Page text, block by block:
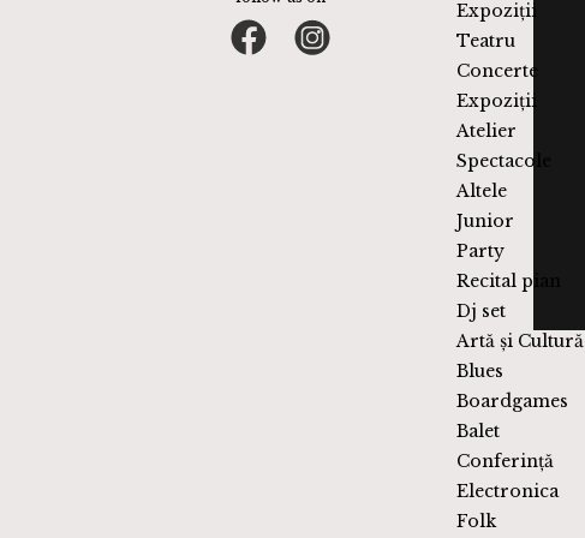
Expoziții
Teatru
Concerte
Expoziții
Atelier
Spectacole
Altele
Junior
Party
Recital pian
Dj set
Artă și Cultură
Blues
Boardgames
Balet
Conferință
Electronica
Folk